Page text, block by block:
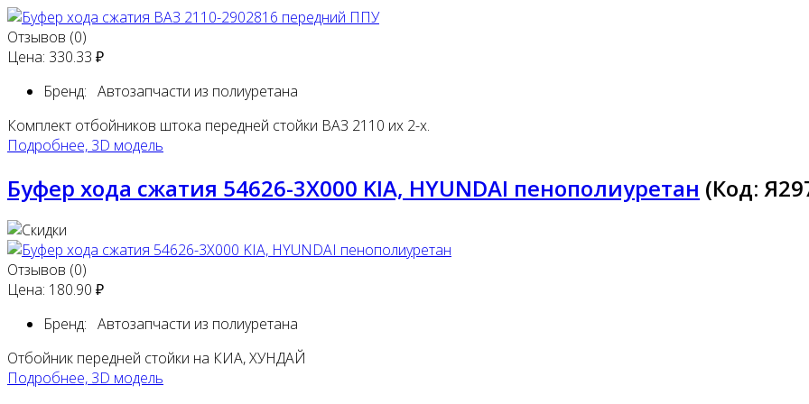
Отзывов (0)
Цена: 330.33 ₽
Бренд: Автозапчасти из полиуретана
Комплект отбойников штока передней стойки ВАЗ 2110 их 2-х.
Подробнее, 3D модель
Буфер хода сжатия 54626-3Х000 KIA, HYUNDAI пенополиуретан (Код:
Отзывов (0)
Цена: 180.90 ₽
Бренд: Автозапчасти из полиуретана
Отбойник передней стойки на КИА, ХУНДАЙ
Подробнее, 3D модель